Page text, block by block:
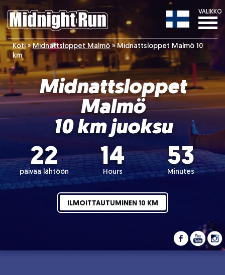
VALIKKO
Koti»Midnattsloppet Malmö » Midnattsloppet Malmö 10
km
Midnattsloppet
Malmö
10 km juoksu
22
päivää lähtöön
14
Hours
53
Minutes
ILMOITTAUTUMINEN 10 KM